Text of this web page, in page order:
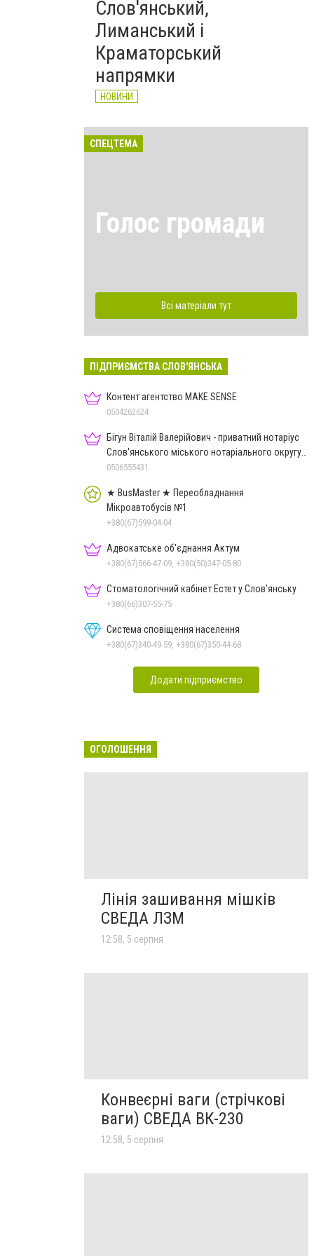
Слов'янський,
Лиманський і
Краматорський
напрямки
НОВИНИ
СПЕЦТЕМА
Голос громади
Всі матеріали тут
ПІДПРИЄМСТВА СЛОВ'ЯНСЬКА
Контент агентство MAKE SENSE
0504262624
Бігун Віталій Валерійович - приватний нотаріус
Слов'янського міського нотаріального округу
Дон.обл.
0506555431
★ BusMaster ★ Переобладнання
Мікроавтобусів №1
+380(67)599-04-04
Адвокатське об'єднання Актум
+380(67)566-47-09, +380(50)347-05-80
Стоматологічний кабінет Естет у Слов'янську
+380(66)307-55-75
Система сповіщення населення
+380(67)340-49-59, +380(67)350-44-68
Додати підприємство
ОГОЛОШЕННЯ
Лінія зашивання мішків
СВЕДА ЛЗМ
12:58, 5 серпня
Конвеєрні ваги (стрічкові
ваги) СВЕДА ВК-230
12:58, 5 серпня